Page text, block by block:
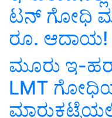
ಟನ್ ಗೋಧಿ
ರೂ. ಆದಾಯ!
ಮೂರು ಇ-
LMT